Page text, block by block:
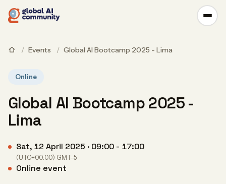
/ Events / Global AI Bootcamp 2025 - Lima
Online
Global AI Bootcamp 2025 -
Lima
Sat, 12 April 2025 · 09:00 - 17:00
(UTC+00:00) GMT-5
Online event